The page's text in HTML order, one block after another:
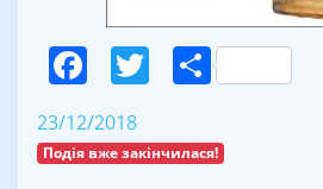
Facebook
Twitter
23/12/2018
Подія вже закінчилася!